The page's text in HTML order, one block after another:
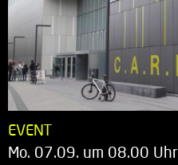
EVENT
Mo. 07.09. um 08.00 Uhr